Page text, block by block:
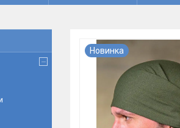
Новинка